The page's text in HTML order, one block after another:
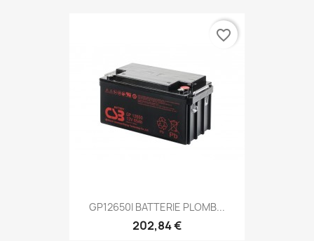
GP12650I BATTERIE PLOMB...
202,84 €
favorite_border